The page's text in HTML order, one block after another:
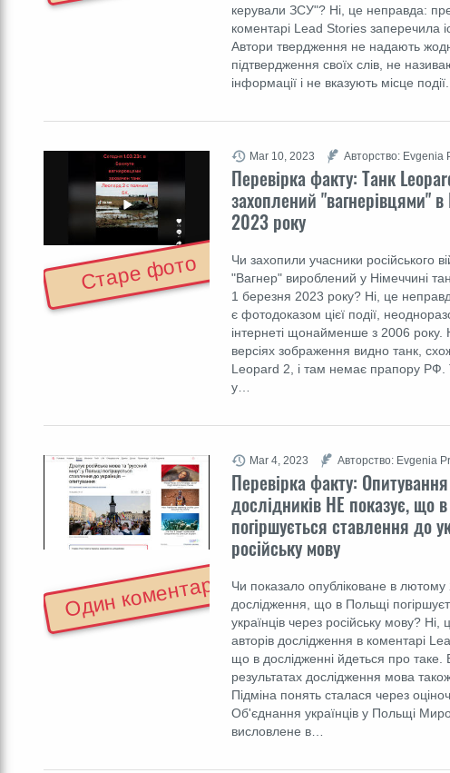
керували ЗСУ"? Ні, це неправда:
коментарі Lead Stories заперечила
Автори твердження не надають
підтвердження своїх слів, не
інформації і не вказують місце
Перевірка факту: Танк
захоплений "вагнерівцями" в
2023 року
Чи захопили учасники російського
"Вагнер" вироблений у Німеччині
1 березня 2023 року? Ні, це
є фотодоказом цієї події,
інтернеті щонайменше з 2006 року.
версіях зображення видно танк,
Leopard 2, і там немає прапору РФ.
у…
Mar 10, 2023 Авторство: Evgenia
Старе фото
Перевірка факту:
дослідників НЕ показує, що
погіршується ставлення до
російську мову
Чи показало опубліковане в лютому
дослідження, що в Польщі
українців через російську мову?
авторів дослідження в коментарі
що в дослідженні йдеться про таке.
результатах дослідження мова
Підміна понять сталася через
Об'єднання українців у Польщі
висловлене в…
Mar 4, 2023 Авторство: Evgenia
Один коментар